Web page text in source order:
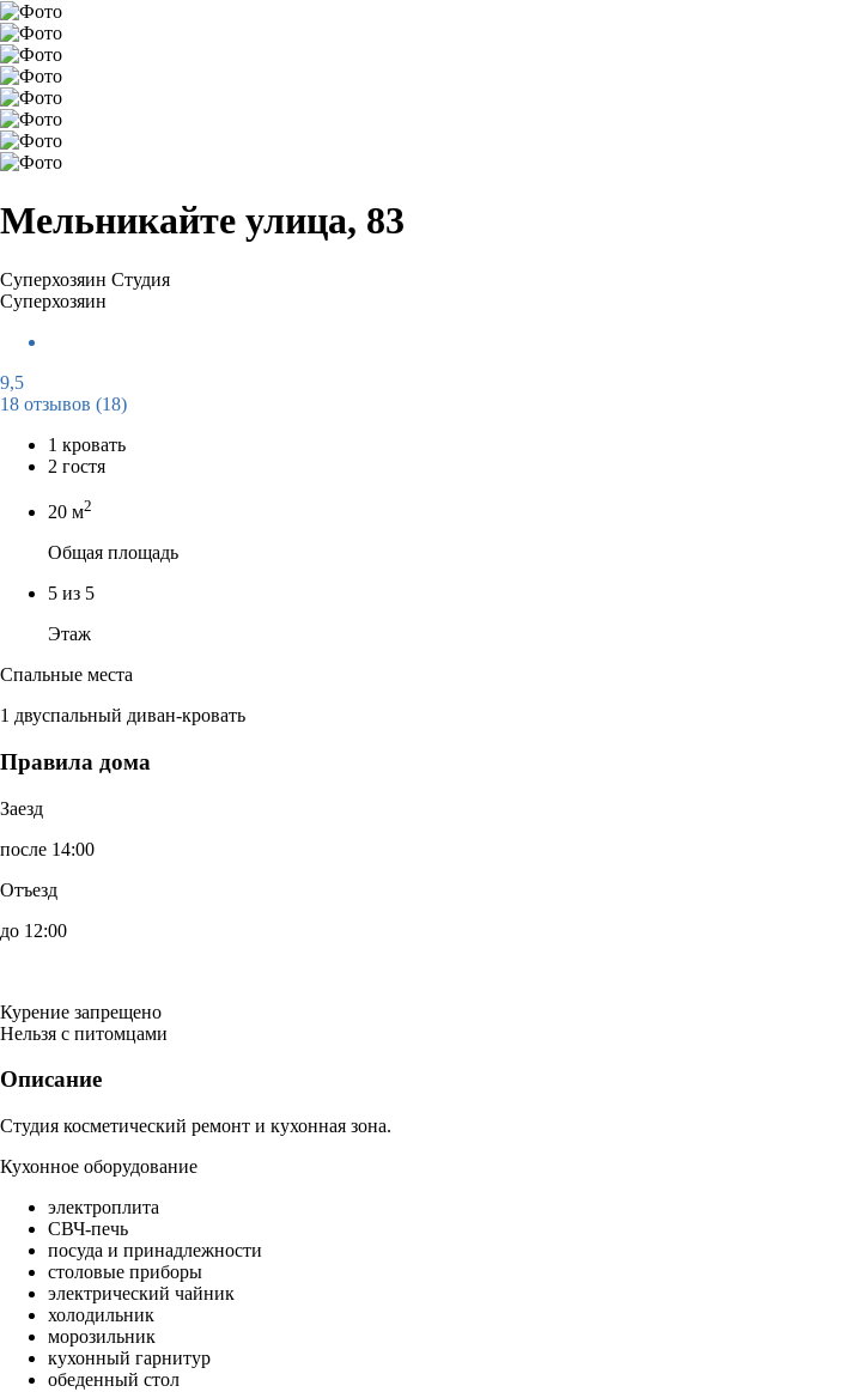
Мельникайте улица, 83
Суперхозяин Студия
Суперхозяин
9,5
18 отзывов (18)
1 кровать
2 гостя
20 м2
Общая площадь
5 из 5
Этаж
Спальные места
1 двуспальный диван-кровать
Правила дома
Заезд
после 14:00
Отъезд
до 12:00
Курение запрещено
Нельзя с питомцами
Описание
Студия косметический ремонт и кухонная зона.
Кухонное оборудование
электроплита
СВЧ-печь
посуда и принадлежности
столовые приборы
электрический чайник
холодильник
морозильник
кухонный гарнитур
обеденный стол